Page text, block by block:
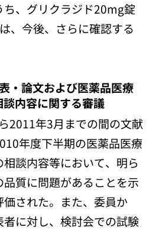
ち、グリクラジド20mg錠
、今後、さらに確認する
・論文および医薬品医療
内容に関する審議
2011年3月までの間の文献
年度下半期の医薬品医療
談内容等において、明ら
質に問題があることを示
された。また、委員か
者に対し、検討会での試験